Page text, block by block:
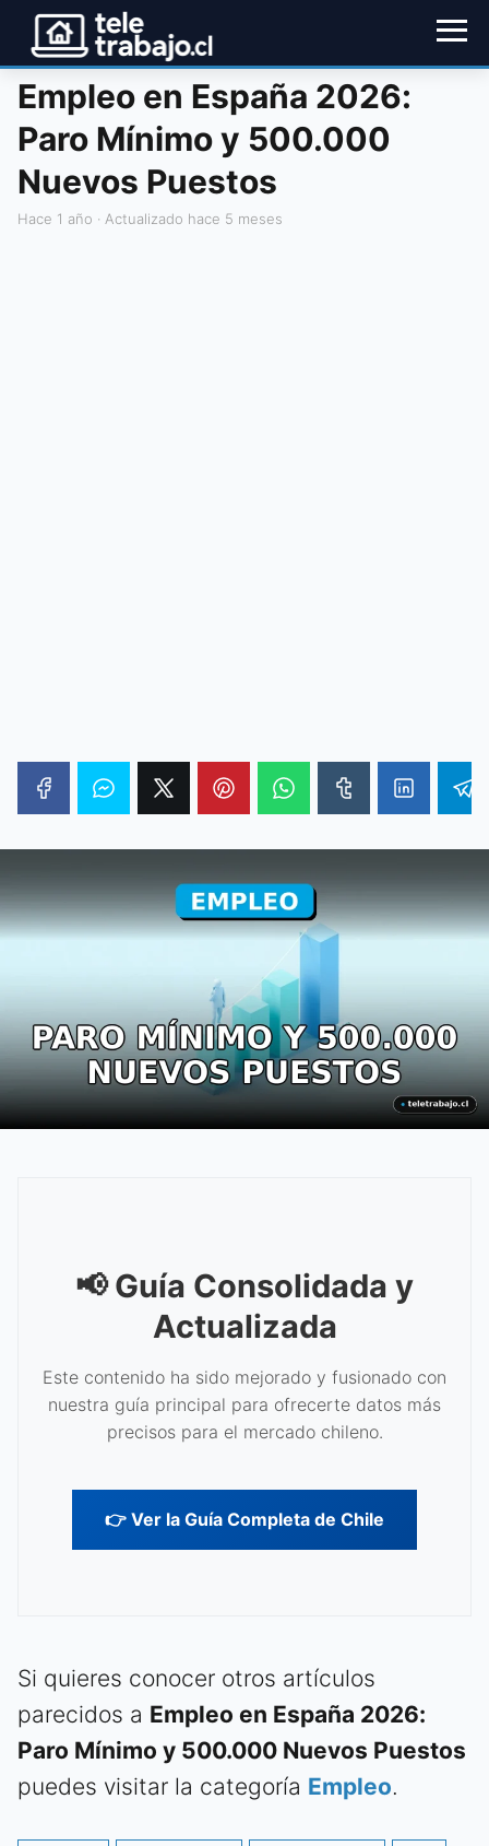
Empleo en España 2026:
Paro Mínimo y 500.000
Nuevos Puestos
hace 1 año · Actualizado hace 5 meses
📢 Guía Consolidada y
Actualizada
Este contenido ha sido mejorado y fusionado con
nuestra guía principal para ofrecerte datos más
precisos para el mercado chileno.
👉 Ver la Guía Completa de Chile
Si quieres conocer otros artículos
parecidos a Empleo en España 2026:
Paro Mínimo y 500.000 Nuevos Puestos
puedes visitar la categoría Empleo.